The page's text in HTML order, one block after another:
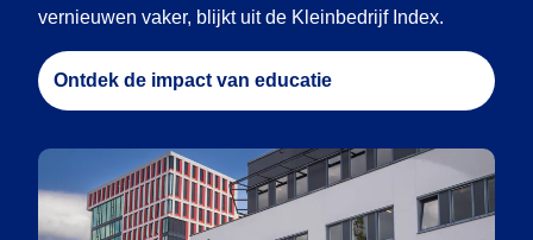
vernieuwen vaker, blijkt uit de Kleinbedrijf Index.
Ontdek de impact van educatie